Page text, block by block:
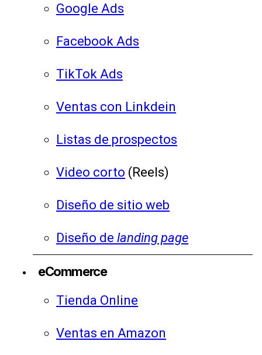
Google Ads
Facebook Ads
TikTok Ads
Ventas con Linkdein
Listas de prospectos
Video corto (Reels)
Diseño de sitio web
Diseño de landing page
eCommerce
Tienda Online
Ventas en Amazon